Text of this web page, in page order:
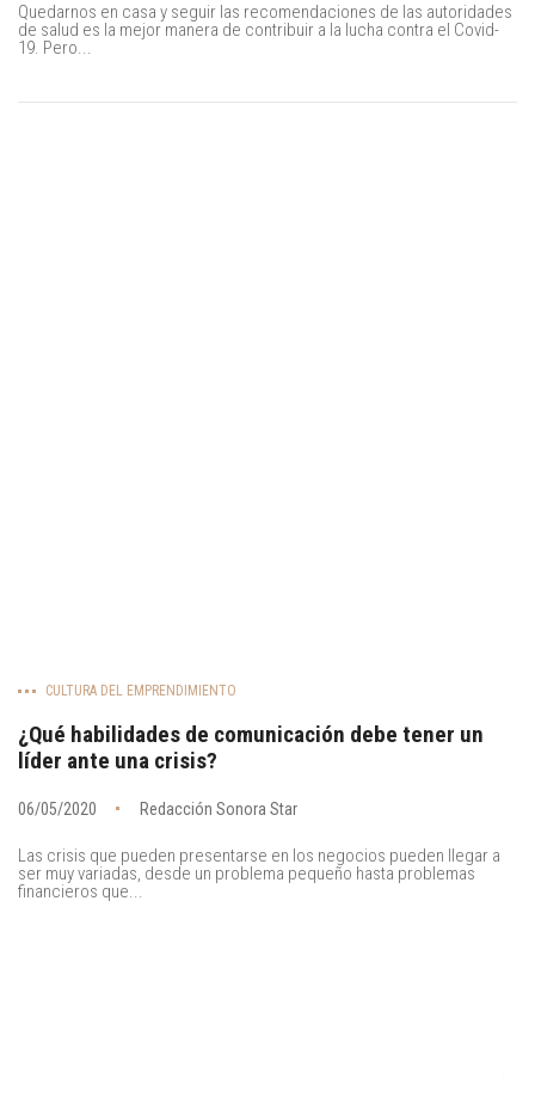
Quedarnos en casa y seguir las recomendaciones de las autoridades
de salud es la mejor manera de contribuir a la lucha contra el Covid-
19. Pero...
CULTURA DEL EMPRENDIMIENTO
¿Qué habilidades de comunicación debe tener un
líder ante una crisis?
06/05/2020 Redacción Sonora Star
Las crisis que pueden presentarse en los negocios pueden llegar a
ser muy variadas, desde un problema pequeño hasta problemas
financieros que...